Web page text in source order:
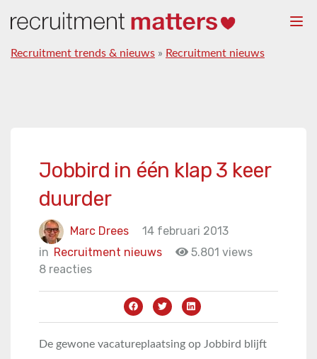
Recruitment trends & nieuws » Recruitment nieuws
Jobbird in één klap 3 keer
duurder
Marc Drees
14 februari 2013
in Recruitment nieuws
5.801 views
8 reacties
De gewone vacatureplaatsing op Jobbird blijft